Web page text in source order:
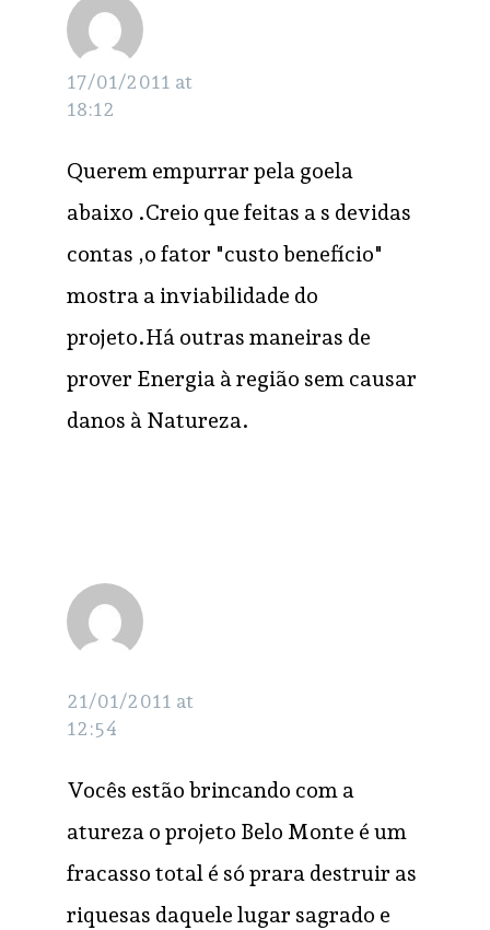
17/01/2011 at
18:12
Querem empurrar pela goela
abaixo .Creio que feitas a s devidas
contas ,o fator "custo benefício"
mostra a inviabilidade do
projeto.Há outras maneiras de
prover Energia à região sem causar
danos à Natureza.
21/01/2011 at
12:54
Vocês estão brincando com a
atureza o projeto Belo Monte é um
fracasso total é só prara destruir as
riquesas daquele lugar sagrado e